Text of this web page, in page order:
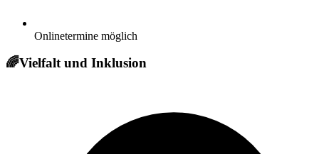
Onlinetermine möglich
🌈Vielfalt und Inklusion